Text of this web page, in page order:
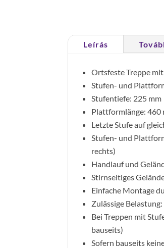
Leírás
Ortsfeste Treppe
Stufen- und
Stufentiefe: 225 mm
Plattformlänge: 460
Letzte Stufe auf
Stufen- und
rechts)
Handlauf und
Stirnseitiges
Einfache Montage
Zulässige
Bei Treppen mit
bauseits)
Sofern bauseits